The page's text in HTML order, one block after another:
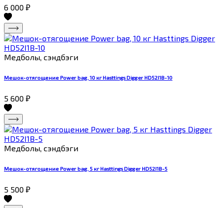
6 000 ₽
Медболы, сэндбэги
Мешок-отягощение Power bag, 10 кг Hasttings Digger HD52I1B-10
5 600 ₽
Медболы, сэндбэги
Мешок-отягощение Power bag, 5 кг Hasttings Digger HD52I1B-5
5 500 ₽